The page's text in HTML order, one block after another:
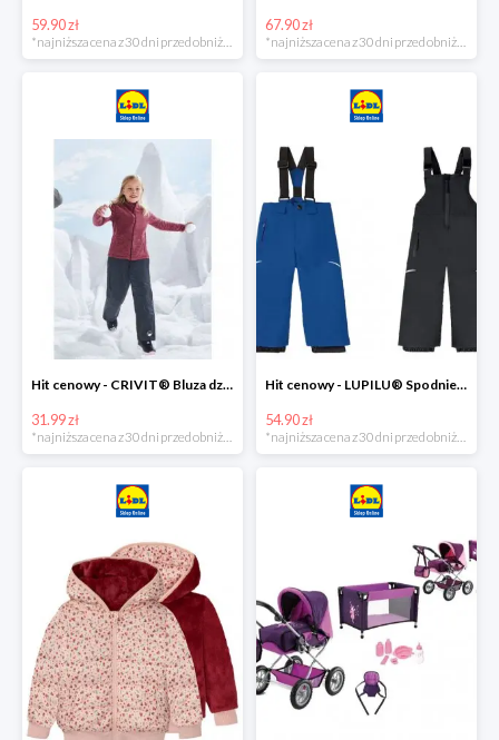
59.90 zł
*najniższa cena z 30 dni przed obniżką
67.90 zł
*najniższa cena z 30 dni przed obniżką
Hit cenowy - CRIVIT® Bluza dziewczęca z polaru
31.99 zł
Hit cenowy - LUPILU® Spodnie narciarskie chłopięce
54.90 zł